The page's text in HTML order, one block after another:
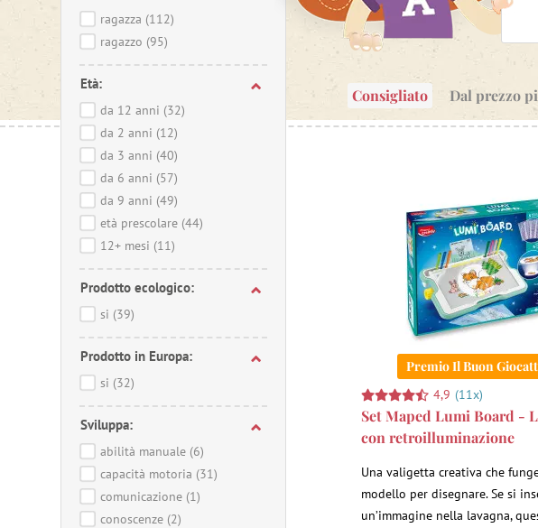
ragazza (112)
ragazzo (95)
Età:
da 12 anni (32)
da 2 anni (12)
da 3 anni (40)
da 6 anni (57)
da 9 anni (49)
età prescolare (44)
12+ mesi (11)
Prodotto ecologico:
si (39)
Prodotto in Europa:
si (32)
Sviluppa:
abilità manuale (6)
capacità motoria (31)
comunicazione (1)
conoscenze (2)
Consigliato Dal prezzo
Premio Il Buon
4,9 (11x)
Set Maped Lumi Board -
con retroilluminazione
Una valigetta creativa che
modello per disegnare. Se si
un’immagine nella lavagna,